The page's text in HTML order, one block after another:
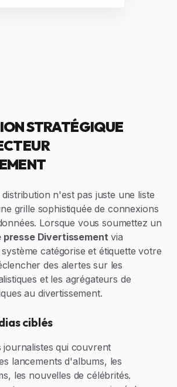
STRATÉGIQUE
n'est pas juste une liste
grille sophistiquée de connexions
Lorsque vous soumettez un
presse Divertissement via
catégorise et étiquette votre
des alertes sur les
et les agrégateurs de
au divertissement.
ciblés
journalistes qui couvrent
lancements d'albums, les
les nouvelles de célébrités.